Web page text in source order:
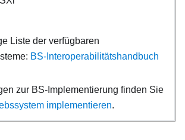
Liste der verfügbaren
BS-Interoperabilitätshandbuch
zur BS-Implementierung finden Sie
implementieren.